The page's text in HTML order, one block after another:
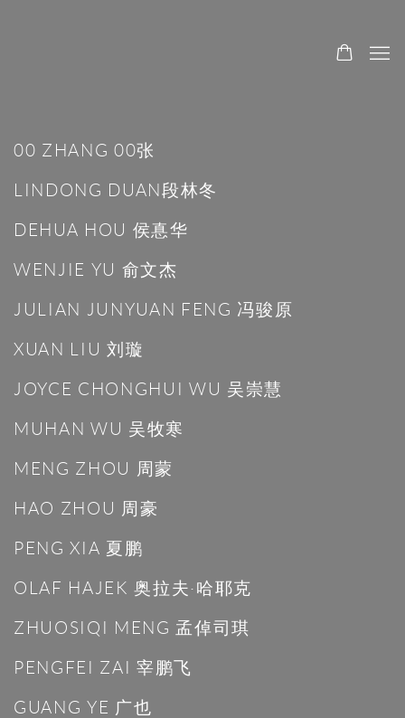
00 ZHANG 00张
LINDONG DUAN段林冬
DEHUA HOU 侯惪华
WENJIE YU 俞文杰
JULIAN JUNYUAN FENG 冯骏原
XUAN LIU 刘璇
JOYCE CHONGHUI WU 吴崇慧
MUHAN WU 吴牧寒
MENG ZHOU 周蒙
HAO ZHOU 周豪
PENG XIA 夏鹏
OLAF HAJEK 奥拉夫·哈耶克
ZHUOSIQI MENG 孟倬司琪
PENGFEI ZAI 宰鹏飞
GUANG YE 广也